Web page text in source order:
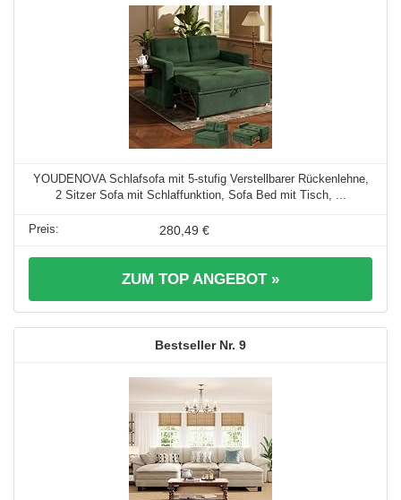
YOUDENOVA Schlafsofa mit 5-stufig Verstellbarer Rückenlehne,
2 Sitzer Sofa mit Schlaffunktion, Sofa Bed mit Tisch, ...
280,49 €
ZUM TOP ANGEBOT »
9